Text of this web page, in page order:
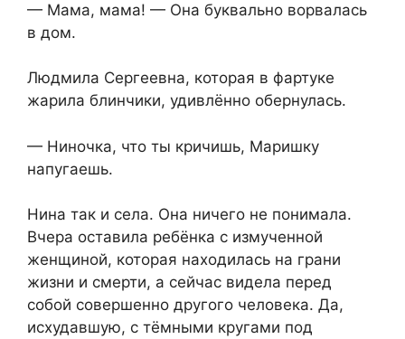
— Мама, мама! — Она буквально ворвалась
в дом.
Людмила Сергеевна, которая в фартуке
жарила блинчики, удивлённо обернулась.
— Ниночка, что ты кричишь, Маришку
напугаешь.
Нина так и села. Она ничего не понимала.
Вчера оставила ребёнка с измученной
женщиной, которая находилась на грани
жизни и смерти, а сейчас видела перед
собой совершенно другого человека. Да,
исхудавшую, с тёмными кругами под